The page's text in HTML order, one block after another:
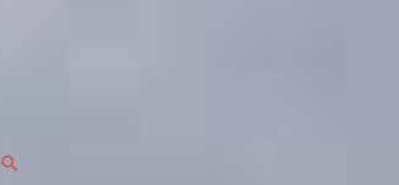
Buscar